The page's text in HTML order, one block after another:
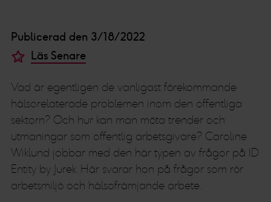
Publicerad den 3/18/2022
Läs Senare
Vad är egentligen de vanligast förekommande
hälsorelaterade problemen inom den offentliga
sektorn? Och hur kan man möta trender och
utmaningar som offentlig arbetsgivare? Caroline
Wiklund jobbar med den här typen av frågor på ID
Entity by Jurek. Här svarar hon på frågor som rör
arbetsmiljö och hälsofrämjande arbete.